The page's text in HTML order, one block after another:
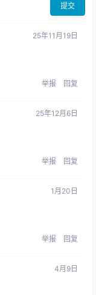
提交
25年11月19日
举报 回复
25年12月6日
举报 回复
1月20日
举报 回复
4月9日